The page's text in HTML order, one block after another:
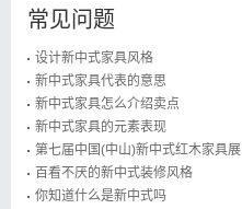
常见问题
设计新中式家具风格
新中式家具代表的意思
新中式家具怎么介绍卖点
新中式家具的元素表现
第七届中国(中山)新中式红木家具展
百看不厌的新中式装修风格
你知道什么是新中式吗